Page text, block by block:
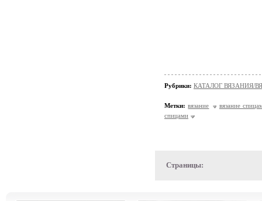
Рубрики: КАТАЛОГ ВЯЗАНИЯ/
Метки: вязание
вязание
спицами
Страницы: